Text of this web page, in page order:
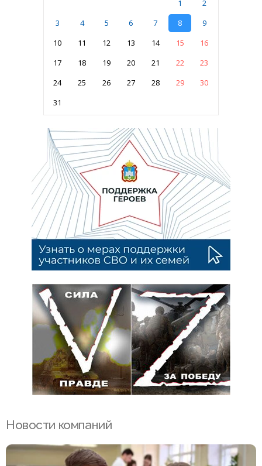
1
2
3
4 5 6 7 8
9
10
11 12 13 14 15
16
17
18 19 20 21 22
23
24
25 26 27 28 29
30
31
Новости компаний